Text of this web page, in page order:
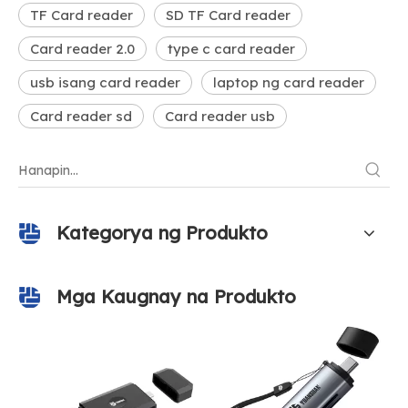
TF Card reader
SD TF Card reader
Card reader 2.0
type c card reader
usb isang card reader
laptop ng card reader
Card reader sd
Card reader usb
Kategorya ng Produkto
Mga Kaugnay na Produkto